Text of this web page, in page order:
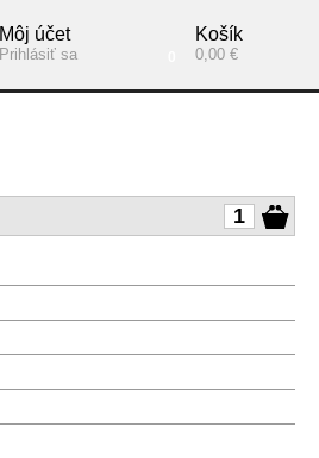
Košík
0,00 €
Môj účet
Prihlásiť sa